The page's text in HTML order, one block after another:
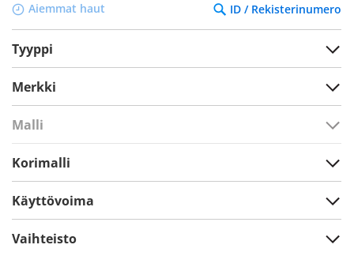
Aiemmat haut ID / Rekisterinumero
Tyyppi
Merkki
Malli
Korimalli
Käyttövoima
Vaihteisto